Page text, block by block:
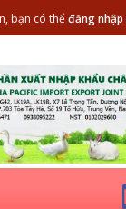
bạn có thểđăng nhập